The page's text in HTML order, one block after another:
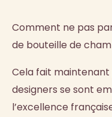
Comment ne pas
de bouteille de
Cela fait maintenant
designers se sont
l’excellence